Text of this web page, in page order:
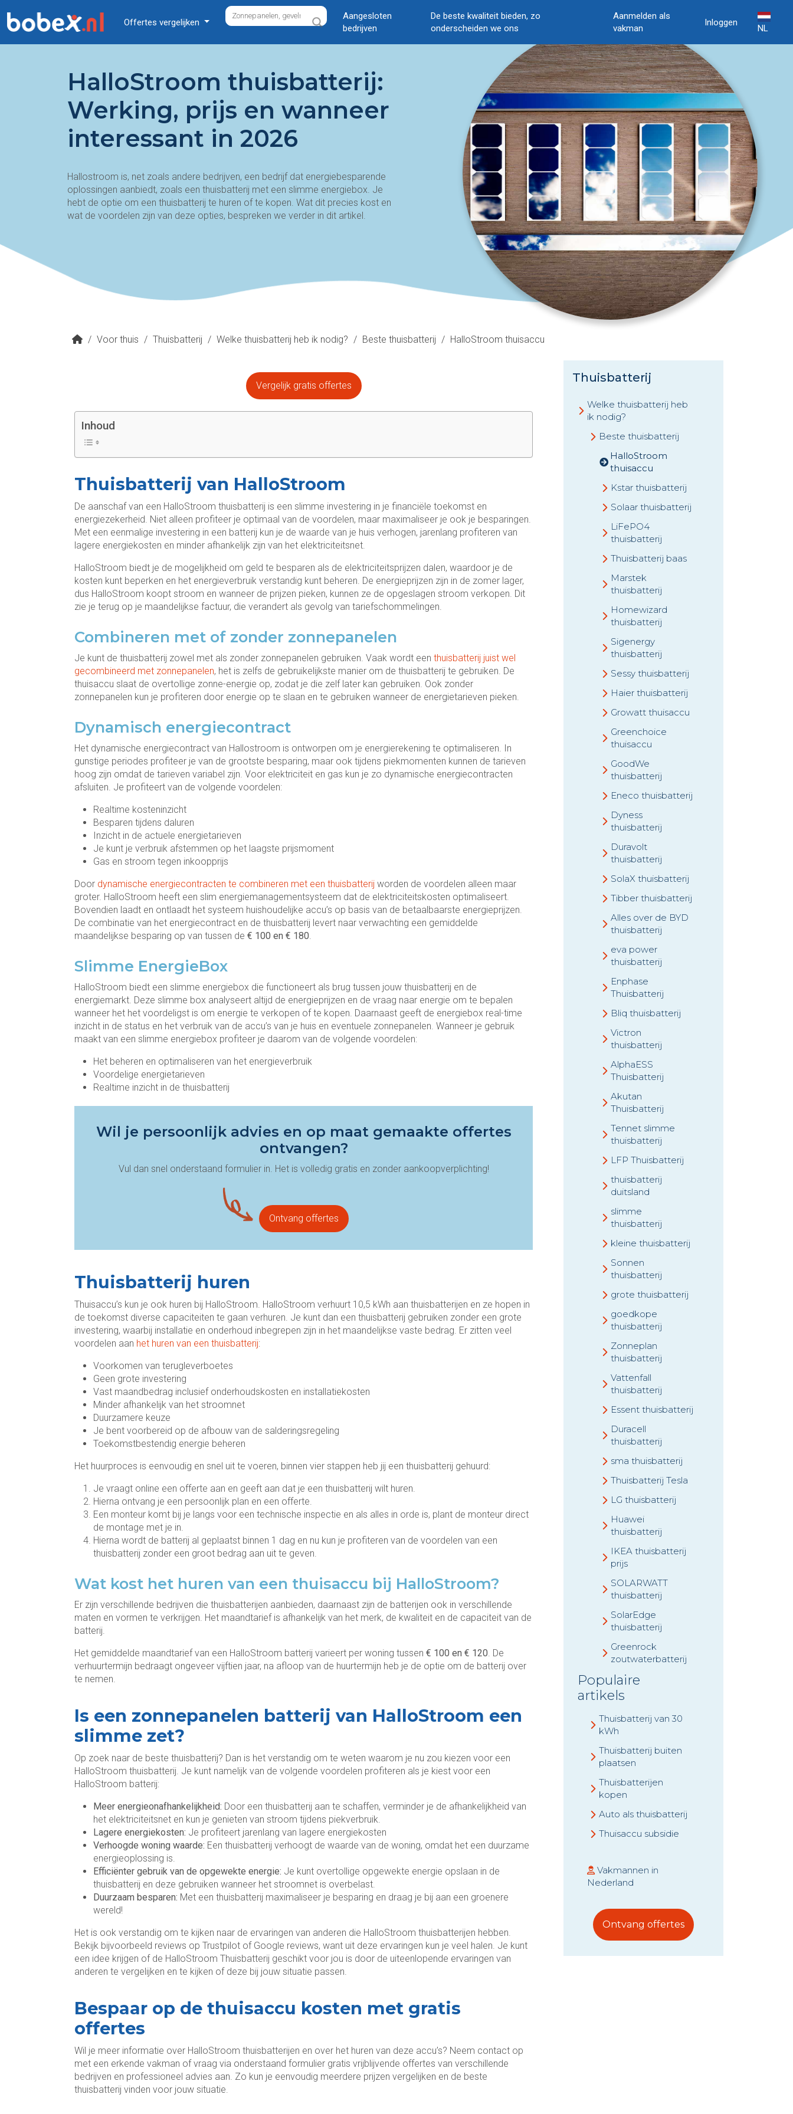
Offertes vergelijken
Aangesloten
bedrijven
De beste kwaliteit bieden, zo
onderscheiden we ons
Aanmelden als
vakman
Inloggen
NL
HalloStroom thuisbatterij:
Werking, prijs en wanneer
interessant in 2026
Hallostroom is, net zoals andere bedrijven, een bedrijf dat energiebesparende
oplossingen aanbiedt, zoals een thuisbatterij met een slimme energiebox. Je
hebt de optie om een thuisbatterij te huren of te kopen. Wat dit precies kost en
wat de voordelen zijn van deze opties, bespreken we verder in dit artikel.
/ Voor thuis / Thuisbatterij / Welke thuisbatterij heb ik nodig? / Beste thuisbatterij / HalloStroom thuisaccu
Vergelijk gratis offertes
Inhoud
Thuisbatterij van HalloStroom
De aanschaf van een HalloStroom thuisbatterij is een slimme investering in je financiële toekomst en
energiezekerheid. Niet alleen profiteer je optimaal van de voordelen, maar maximaliseer je ook je besparingen.
Met een eenmalige investering in een batterij kun je de waarde van je huis verhogen, jarenlang profiteren van
lagere energiekosten en minder afhankelijk zijn van het elektriciteitsnet.
HalloStroom biedt je de mogelijkheid om geld te besparen als de elektriciteitsprijzen dalen, waardoor je de
kosten kunt beperken en het energieverbruik verstandig kunt beheren. De energieprijzen zijn in de zomer lager,
dus HalloStroom koopt stroom en wanneer de prijzen pieken, kunnen ze de opgeslagen stroom verkopen. Dit
zie je terug op je maandelijkse factuur, die verandert als gevolg van tariefschommelingen.
Combineren met of zonder zonnepanelen
Je kunt de thuisbatterij zowel met als zonder zonnepanelen gebruiken. Vaak wordt een thuisbatterij juist wel
gecombineerd met zonnepanelen, het is zelfs de gebruikelijkste manier om de thuisbatterij te gebruiken. De
thuisaccu slaat de overtollige zonne-energie op, zodat je die zelf later kan gebruiken. Ook zonder
zonnepanelen kun je profiteren door energie op te slaan en te gebruiken wanneer de energietarieven pieken.
Dynamisch energiecontract
Het dynamische energiecontract van Hallostroom is ontworpen om je energierekening te optimaliseren. In
gunstige periodes profiteer je van de grootste besparing, maar ook tijdens piekmomenten kunnen de tarieven
hoog zijn omdat de tarieven variabel zijn. Voor elektriciteit en gas kun je zo dynamische energiecontracten
afsluiten. Je profiteert van de volgende voordelen:
Realtime kosteninzicht
Besparen tijdens daluren
Inzicht in de actuele energietarieven
Je kunt je verbruik afstemmen op het laagste prijsmoment
Gas en stroom tegen inkoopprijs
Door dynamische energiecontracten te combineren met een thuisbatterij worden de voordelen alleen maar
groter. HalloStroom heeft een slim energiemanagementsysteem dat de elektriciteitskosten optimaliseert.
Bovendien laadt en ontlaadt het systeem huishoudelijke accu’s op basis van de betaalbaarste energieprijzen.
De combinatie van het energiecontract en de thuisbatterij levert naar verwachting een gemiddelde
maandelijkse besparing op van tussen de € 100 en € 180.
Slimme EnergieBox
HalloStroom biedt een slimme energiebox die functioneert als brug tussen jouw thuisbatterij en de
energiemarkt. Deze slimme box analyseert altijd de energieprijzen en de vraag naar energie om te bepalen
wanneer het het voordeligst is om energie te verkopen of te kopen. Daarnaast geeft de energiebox real-time
inzicht in de status en het verbruik van de accu’s van je huis en eventuele zonnepanelen. Wanneer je gebruik
maakt van een slimme energiebox profiteer je daarom van de volgende voordelen:
Het beheren en optimaliseren van het energieverbruik
Voordelige energietarieven
Realtime inzicht in de thuisbatterij
Wil je persoonlijk advies en op maat gemaakte offertes
ontvangen?
Vul dan snel onderstaand formulier in. Het is volledig gratis en zonder aankoopverplichting!
Ontvang offertes
Thuisbatterij huren
Thuisaccu’s kun je ook huren bij HalloStroom. HalloStroom verhuurt 10,5 kWh aan thuisbatterijen en ze hopen in
de toekomst diverse capaciteiten te gaan verhuren. Je kunt dan een thuisbatterij gebruiken zonder een grote
investering, waarbij installatie en onderhoud inbegrepen zijn in het maandelijkse vaste bedrag. Er zitten veel
voordelen aan het huren van een thuisbatterij:
Voorkomen van terugleverboetes
Geen grote investering
Vast maandbedrag inclusief onderhoudskosten en installatiekosten
Minder afhankelijk van het stroomnet
Duurzamere keuze
Je bent voorbereid op de afbouw van de salderingsregeling
Toekomstbestendig energie beheren
Het huurproces is eenvoudig en snel uit te voeren, binnen vier stappen heb jij een thuisbatterij gehuurd:
Je vraagt ​​online een offerte aan en geeft aan dat je een thuisbatterij wilt huren.
Hierna ontvang je een persoonlijk plan en een offerte.
Een monteur komt bij je langs voor een technische inspectie en als alles in orde is, plant de monteur direct
de montage met je in.
Hierna wordt de batterij al geplaatst binnen 1 dag en nu kun je profiteren van de voordelen van een
thuisbatterij zonder een groot bedrag aan uit te geven.
Wat kost het huren van een thuisaccu bij HalloStroom?
Er zijn verschillende bedrijven die thuisbatterijen aanbieden, daarnaast zijn de batterijen ook in verschillende
maten en vormen te verkrijgen. Het maandtarief is afhankelijk van het merk, de kwaliteit en de capaciteit van de
batterij.
Het gemiddelde maandtarief van een HalloStroom batterij varieert per woning tussen € 100 en € 120. De
verhuurtermijn bedraagt ongeveer vijftien jaar, na afloop van de huurtermijn heb je de optie om de batterij over
te nemen.
Is een zonnepanelen batterij van HalloStroom een
slimme zet?
Op zoek naar de beste thuisbatterij? Dan is het verstandig om te weten waarom je nu zou kiezen voor een
HalloStroom thuisbatterij. Je kunt namelijk van de volgende voordelen profiteren als je kiest voor een
HalloStroom batterij:
Meer energieonafhankelijkheid: Door een thuisbatterij aan te schaffen, verminder je de afhankelijkheid van
het elektriciteitsnet en kun je genieten van stroom tijdens piekverbruik.
Lagere energiekosten: Je profiteert jarenlang van lagere energiekosten
Verhoogde woning waarde: Een thuisbatterij verhoogt de waarde van de woning, omdat het een duurzame
energieoplossing is.
Efficiënter gebruik van de opgewekte energie: Je kunt overtollige opgewekte energie opslaan in de
thuisbatterij en deze gebruiken wanneer het stroomnet is overbelast.
Duurzaam besparen: Met een thuisbatterij maximaliseer je besparing en draag je bij aan een groenere
wereld!
Het is ook verstandig om te kijken naar de ervaringen van anderen die HalloStroom thuisbatterijen hebben.
Bekijk bijvoorbeeld reviews op Trustpilot of Google reviews, want uit deze ervaringen kun je veel halen. Je kunt
een idee krijgen of de HalloStroom Thuisbatterij geschikt voor jou is door de uiteenlopende ervaringen van
anderen te vergelijken en te kijken of deze bij jouw situatie passen.
Bespaar op de thuisaccu kosten met gratis
offertes
Wil je meer informatie over HalloStroom thuisbatterijen en over het huren van deze accu’s? Neem contact op
met een erkende vakman of vraag via onderstaand formulier gratis vrijblijvende offertes van verschillende
bedrijven en professioneel advies aan. Zo kun je eenvoudig meerdere prijzen vergelijken en de beste
thuisbatterij vinden voor jouw situatie.
Thuisbatterij
Welke thuisbatterij heb
ik nodig?
Beste thuisbatterij
HalloStroom
thuisaccu
Kstar thuisbatterij
Solaar thuisbatterij
LiFePO4
thuisbatterij
Thuisbatterij baas
Marstek
thuisbatterij
Homewizard
thuisbatterij
Sigenergy
thuisbatterij
Sessy thuisbatterij
Haier thuisbatterij
Growatt thuisaccu
Greenchoice
thuisaccu
GoodWe
thuisbatterij
Eneco thuisbatterij
Dyness
thuisbatterij
Duravolt
thuisbatterij
SolaX thuisbatterij
Tibber thuisbatterij
Alles over de BYD
thuisbatterij
eva power
thuisbatterij
Enphase
Thuisbatterij
Bliq thuisbatterij
Victron
thuisbatterij
AlphaESS
Thuisbatterij
Akutan
Thuisbatterij
Tennet slimme
thuisbatterij
LFP Thuisbatterij
thuisbatterij
duitsland
slimme
thuisbatterij
kleine thuisbatterij
Sonnen
thuisbatterij
grote thuisbatterij
goedkope
thuisbatterij
Zonneplan
thuisbatterij
Vattenfall
thuisbatterij
Essent thuisbatterij
Duracell
thuisbatterij
sma thuisbatterij
Thuisbatterij Tesla
LG thuisbatterij
Huawei
thuisbatterij
IKEA thuisbatterij
prijs
SOLARWATT
thuisbatterij
SolarEdge
thuisbatterij
Greenrock
zoutwaterbatterij
Populaire
artikels
Thuisbatterij van 30
kWh
Thuisbatterij buiten
plaatsen
Thuisbatterijen
kopen
Auto als thuisbatterij
Thuisaccu subsidie
thuisbatterij
Voordelen en
thuisbatterij?
Vakmannen in
Nederland
Ontvang offertes